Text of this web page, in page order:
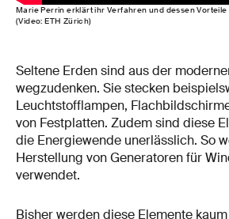
Marie Perrin erklärt ihr Verfahren und dessen
(Video: ETH Zürich)
Seltene Erden sind aus der
wegzudenken. Sie stecken
Leuchtstofflampen,
von Festplatten. Zudem sind diese
die Energiewende unerlässlich. So
Herstellung von Generatoren für
verwendet.
Bisher werden diese Elemente